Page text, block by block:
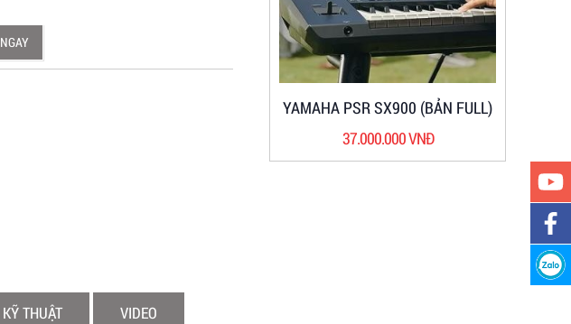
YAMAHA PSR SX900 (BẢN FULL)
37.000.000 VNĐ
THUẬT VIDEO